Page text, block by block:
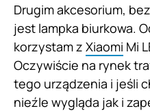
Drugim akcesorium,
jest lampka biurkowa.
korzystam z Xiaomi Mi
Oczywiście na rynek
tego urządzenia i jeśli
nieźle wygląda jak i